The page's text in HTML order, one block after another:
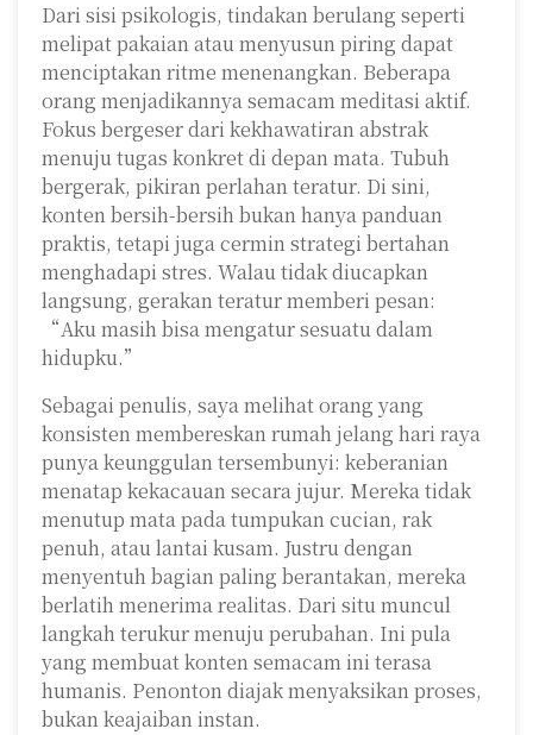
Dari sisi psikologis, tindakan berulang seperti
melipat pakaian atau menyusun piring dapat
menciptakan ritme menenangkan. Beberapa
orang menjadikannya semacam meditasi aktif.
Fokus bergeser dari kekhawatiran abstrak
menuju tugas konkret di depan mata. Tubuh
bergerak, pikiran perlahan teratur. Di sini,
konten bersih-bersih bukan hanya panduan
praktis, tetapi juga cermin strategi bertahan
menghadapi stres. Walau tidak diucapkan
langsung, gerakan teratur memberi pesan:
“Aku masih bisa mengatur sesuatu dalam
hidupku.”
Sebagai penulis, saya melihat orang yang
konsisten membereskan rumah jelang hari raya
punya keunggulan tersembunyi: keberanian
menatap kekacauan secara jujur. Mereka tidak
menutup mata pada tumpukan cucian, rak
penuh, atau lantai kusam. Justru dengan
menyentuh bagian paling berantakan, mereka
berlatih menerima realitas. Dari situ muncul
langkah terukur menuju perubahan. Ini pula
yang membuat konten semacam ini terasa
humanis. Penonton diajak menyaksikan proses,
bukan keajaiban instan.